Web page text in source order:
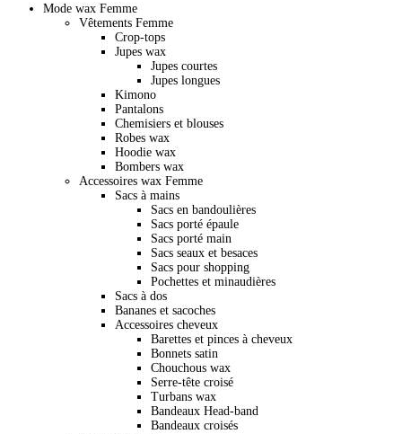
Mode wax Femme
Vêtements Femme
Crop-tops
Jupes wax
Jupes courtes
Jupes longues
Kimono
Pantalons
Chemisiers et blouses
Robes wax
Hoodie wax
Bombers wax
Accessoires wax Femme
Sacs à mains
Sacs en bandoulières
Sacs porté épaule
Sacs porté main
Sacs seaux et besaces
Sacs pour shopping
Pochettes et minaudières
Sacs à dos
Bananes et sacoches
Accessoires cheveux
Barettes et pinces à cheveux
Bonnets satin
Chouchous wax
Serre-tête croisé
Turbans wax
Bandeaux Head-band
Bandeaux croisés